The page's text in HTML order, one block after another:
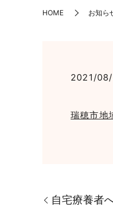
HOME お知ら
2021/08/
瑞穂市地
自宅療養者